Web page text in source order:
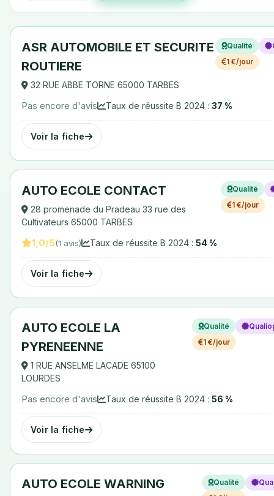
ASR AUTOMOBILE ET SECURITE
ROUTIERE
32 RUE ABBE TORNE 65000 TARBES
Qualité
1 €/jour
Pas encore d'avis Taux de réussite B 2024 : 37 %
Voir la fiche
AUTO ECOLE CONTACT
28 promenade du Pradeau 33 rue des
Cultivateurs 65000 TARBES
Qualité
1 €/jour
1,0/5(1 avis) Taux de réussite B 2024 : 54 %
Voir la fiche
AUTO ECOLE LA
PYRENEENNE
1 RUE ANSELME LACADE 65100
LOURDES
Qualité
1 €/jour
Pas encore d'avis Taux de réussite B 2024 : 56 %
Voir la fiche
AUTO ECOLE WARNING Qualité